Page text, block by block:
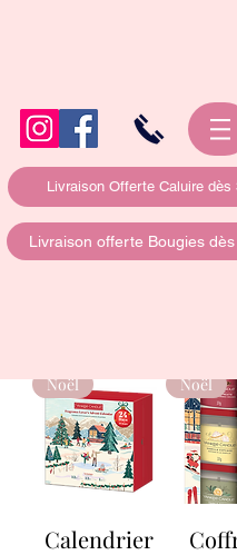
Livraison Offerte Caluire dès
Noël
Calendrier
Noël